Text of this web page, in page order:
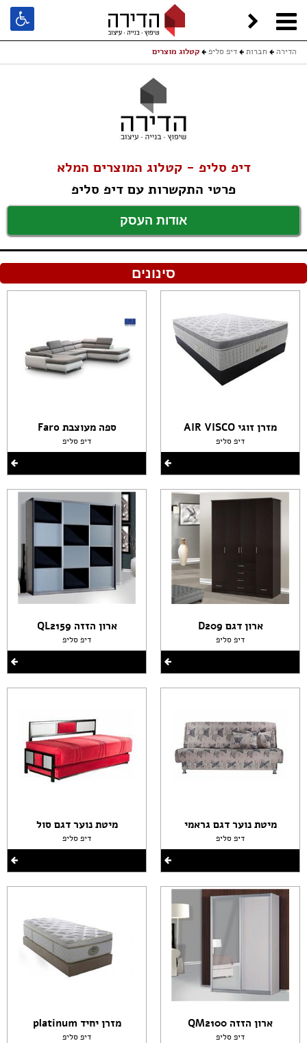
הדירה חברות דיפ סליפ קטלוג מוצרים
דיפ סליפ - קטלוג המוצרים המלא
פרטי התקשרות עם דיפ סליפ
אודות העסק
סינונים
מזרן זוגי AIR VISCO
דיפ סליפ
ארון דגם D209
דיפ סליפ
מיטת נוער דגם גראמי
דיפ סליפ
ארון הזזה QM2100
דיפ סליפ
ספה מעוצבת Faro
דיפ סליפ
ארון הזזה QL2159
דיפ סליפ
מיטת נוער דגם סול
דיפ סליפ
מזרן יחיד platinum
דיפ סליפ